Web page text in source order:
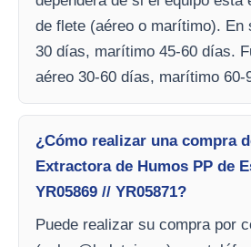
de flete (aéreo o marítimo). En
30 días, marítimo 45-60 días.
aéreo 30-60 días, marítimo 60-
¿Cómo realizar una compra
Extractora de Humos PP de
YR05869 // YR05871?
Puede realizar su compra por